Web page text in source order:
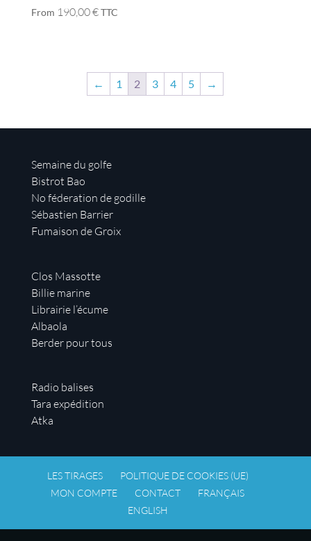
From 190,00€TTC
← 1 2 3 4 5 →
Semaine du golfe
Bistrot Bao
No féderation de godille
Sébastien Barrier
Fumaison de Groix
Clos Massotte
Billie marine
Librairie l’écume
Albaola
Berder pour tous
Radio balises
Tara expédition
Atka
LES TIRAGES
POLITIQUE DE COOKIES (UE)
MON COMPTE
CONTACT
FRANÇAIS
ENGLISH